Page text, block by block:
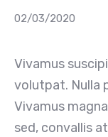
02/03/2020
Vivamus
volutpat. Nulla
Vivamus
sed, convallis